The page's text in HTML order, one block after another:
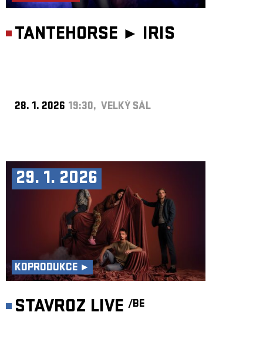
TANTEHORSE ► IRIS
28. 1. 2026 19:30, VELKÝ SÁL
29. 1. 2026
KOPRODUKCE ►
STAVROZ LIVE /BE